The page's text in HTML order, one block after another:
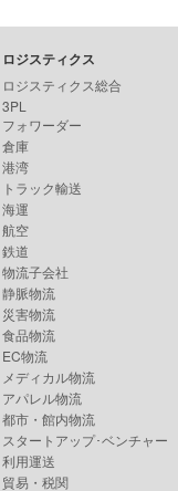
ロジスティクス
ロジスティクス総合
3PL
フォワーダー
倉庫
港湾
トラック輸送
海運
航空
鉄道
物流子会社
静脈物流
災害物流
食品物流
EC物流
メディカル物流
アパレル物流
都市・館内物流
スタートアップ･ベンチャー
利用運送
貿易・税関